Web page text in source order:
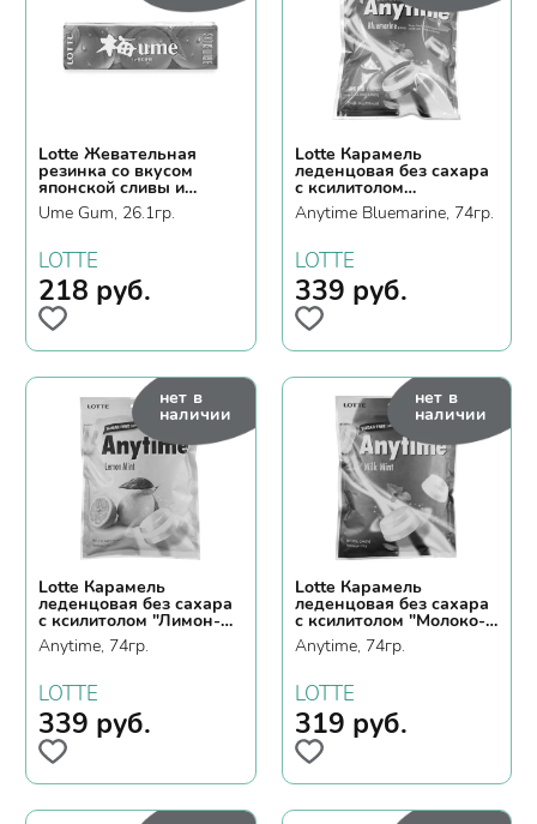
Lotte Жевательная
резинка со вкусом
японской сливы и
крапивы
Ume Gum, 26.1гр.
LOTTE
218 руб.
Lotte Карамель
леденцовая без сахара
с ксилитолом
"Блюмарин"
Anytime Bluemarine, 74гр.
LOTTE
339 руб.
нет в
наличии
Lotte Карамель
леденцовая без сахара
с ксилитолом "Лимон-
мята"
Anytime, 74гр.
LOTTE
339 руб.
нет в
наличии
Lotte Карамель
леденцовая без сахара
с ксилитолом "Молоко-
мята"
Anytime, 74гр.
LOTTE
319 руб.